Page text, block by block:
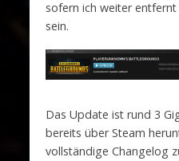
sofern ich weiter
sein.
Das Update ist rund 3
bereits über Steam
vollständige Changelog